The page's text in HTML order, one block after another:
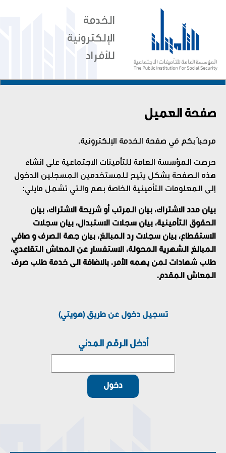
الخدمة
الإلكترونية
للأفراد
صفحة العميل
مرحباً بكم في صفحة الخدمة الإلكترونية.
حرصت المؤسسة العامة للتأمينات الاجتماعية على انشاء
هذه الصفحة بشكل يتيح للمستخدمين المسجلين الدخول
إلى المعلومات التأمينية الخاصة بهم والتي تشمل مايلي:
بيان مدد الاشتراك، بيان المرتب أو شريحة الاشتراك، بيان
الحقوق التأمينية، بيان سجلات الاستبدال، بيان سجلات
الاستقطاع، بيان سجلات رد المبالغ، بيان جهة الصرف و صافي
المبالغ الشهرية المحولة، الاستفسار عن المعاش التقاعدي،
طلب شهادات لمن يهمه الأمر. بالاضافة الى خدمة طلب صرف
المعاش المقدم.
تسجيل دخول عن طريق (هويتي)
أدخل الرقم المدني